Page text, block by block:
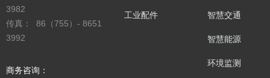
3982
传真： 86（755）- 8651
3992
商务咨询：
工业配件 智慧交通
智慧能源
环境监测